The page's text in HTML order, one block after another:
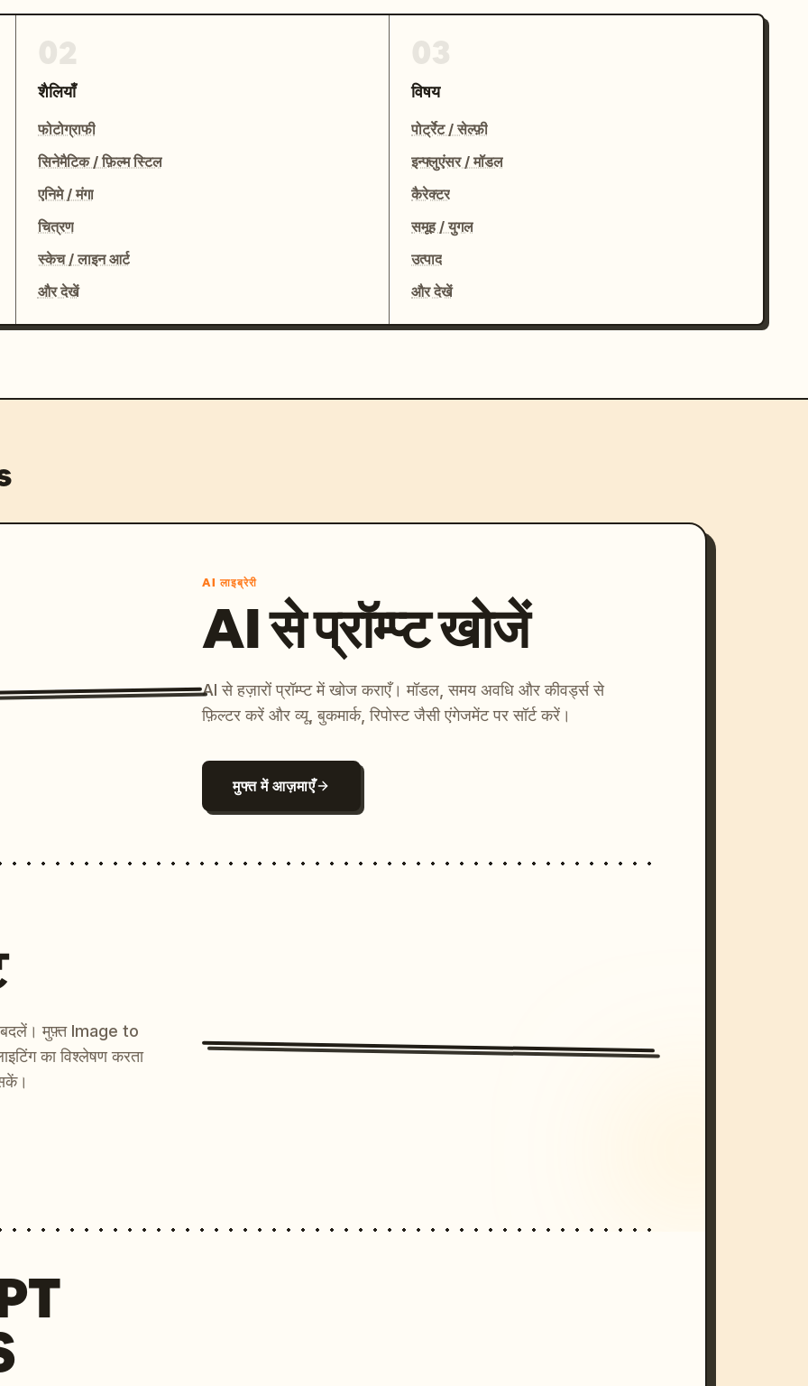
आकाश और लाइटिंग को उसी पिक्सेल-आर्ट भाषा का
जैसी लगनी चाहिए, जो मूल इमेज की संरचना और
शैलियाँ
फोटोग्राफी
सिनेमैटिक / फ़िल्म स्टिल
एनिमे / मंगा
चित्रण
स्केच / लाइन आर्ट
और देखें
विषय
पोर्ट्रेट / सेल्फ़ी
इन्फ्लुएंसर / मॉडल
कैरेक्टर
समूह / युगल
उत्पाद
और देखें
AI लाइब्रेरी
AI से प्रॉम्प्ट खोजें
AI से हज़ारों प्रॉम्प्ट में खोज कराएँ। मॉडल, समय अवधि और कीवर्ड्स से
फ़िल्टर करें और व्यू, बुकमार्क, रिपोस्ट जैसी एंगेजमेंट पर सॉर्ट करें।
मुफ्त में आज़माएँ
बदलें। मुफ़्त Image to
का विश्लेषण करता